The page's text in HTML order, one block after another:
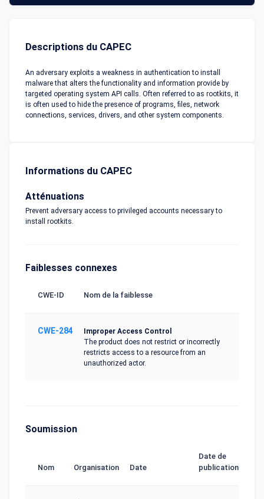
Descriptions du CAPEC
An adversary exploits a weakness in authentication to install
malware that alters the functionality and information provide by
targeted operating system API calls. Often referred to as rootkits, it
is often used to hide the presence of programs, files, network
connections, services, drivers, and other system components.
Informations du CAPEC
Atténuations
Prevent adversary access to privileged accounts necessary to
install rootkits.
Faiblesses connexes
CWE-ID Nom de la faiblesse
CWE-284
Improper Access Control
The product does not restrict or incorrectly
restricts access to a resource from an
unauthorized actor.
Soumission
Nom Organisation Date
Date de
publication